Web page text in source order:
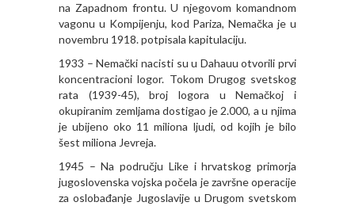
na Zapadnom frontu. U njegovom komandnom
vagonu u Kompijenju, kod Pariza, Nemačka je u
novembru 1918. potpisala kapitulaciju.
1933 – Nemački nacisti su u Dahauu otvorili prvi
koncentracioni logor. Tokom Drugog svetskog
rata (1939-45), broj logora u Nemačkoj i
okupiranim zemljama dostigao je 2.000, a u njima
je ubijeno oko 11 miliona ljudi, od kojih je bilo
šest miliona Jevreja.
1945 – Na području Like i hrvatskog primorja
jugoslovenska vojska počela je završne operacije
za oslobađanje Jugoslavije u Drugom svetskom